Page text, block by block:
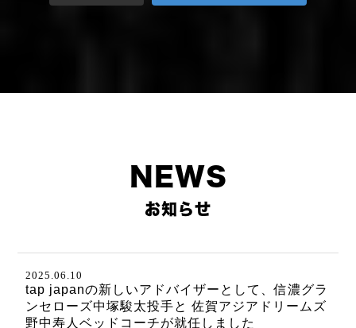
NEWS
お知らせ
2025.06.10
tap japanの新しいアドバイザーとして、信濃グラ
ンセローズ中塚駿太投手と 佐賀アジアドリームズ
野中寿人ベッドコーチが就任しました